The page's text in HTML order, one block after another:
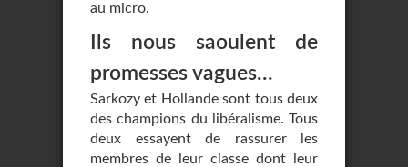
au micro.
Ils nous saoulent de
promesses vagues…
Sarkozy et Hollande sont tous deux
des champions du libéralisme. Tous
deux essayent de rassurer les
membres de leur classe dont leur